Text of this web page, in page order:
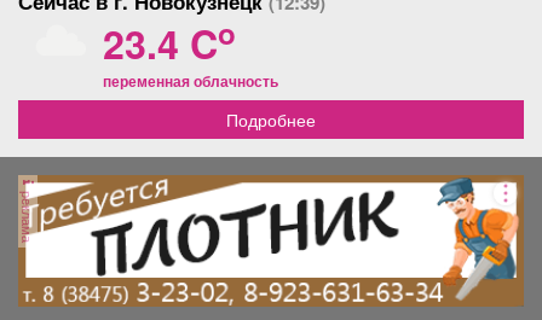
23.4 Co
переменная облачность
Подробнее
реклама